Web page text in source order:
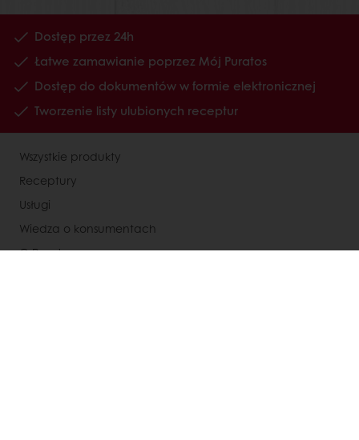
Dostęp przez 24h
Łatwe zamawianie poprzez Mój Puratos
Dostęp do dokumentów w formie elektronicznej
Tworzenie listy ulubionych receptur
Wszystkie produkty
Receptury
Usługi
Wiedza o konsumentach
O Puratos